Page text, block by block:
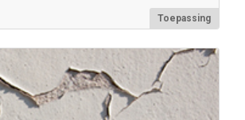
inzetstuk om uw PosiTector veilig
Meer informatie
Toepassing